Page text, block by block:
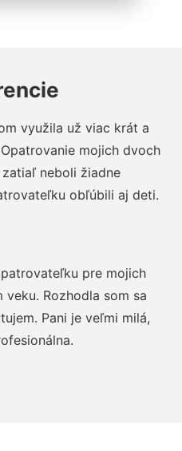
využila už viac krát a
mojich dvoch
neboli žiadne
obľúbili aj deti.
pre mojich
Rozhodla som sa
Pani je veľmi milá,